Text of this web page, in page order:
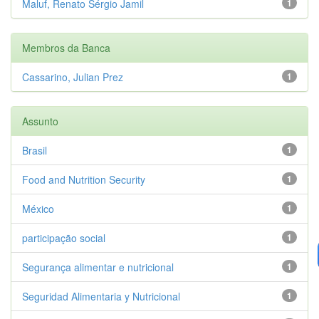
1
Maluf, Renato Sérgio Jamil
Membros da Banca
1
Cassarino, Julian Prez
Assunto
1
Brasil
1
Food and Nutrition Security
1
México
1
participação social
1
Segurança alimentar e nutricional
1
Seguridad Alimentaria y Nutricional